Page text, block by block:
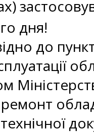
дня!
до